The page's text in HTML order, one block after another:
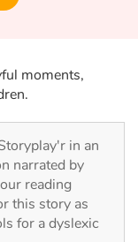
moments,
in an
narrated by
reading
this story as
for a dyslexic